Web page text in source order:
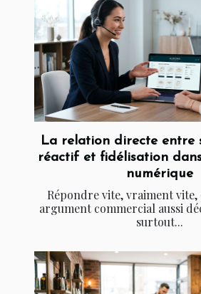
La relation directe entre
réactif et fidélisation
numérique
Répondre vite, vraiment vite,
argument commercial aussi
surtout...